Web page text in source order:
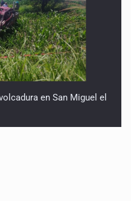
en San Miguel el